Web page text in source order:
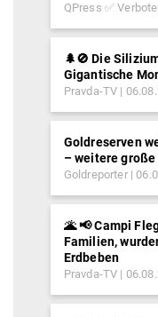
QPress ✅
🌲🚫 Die
Gigantische
Pravda-TV
Goldreserven
– weitere
Goldreporter
🌋 📢 Campi
Familien,
Erdbeben
Pravda-TV